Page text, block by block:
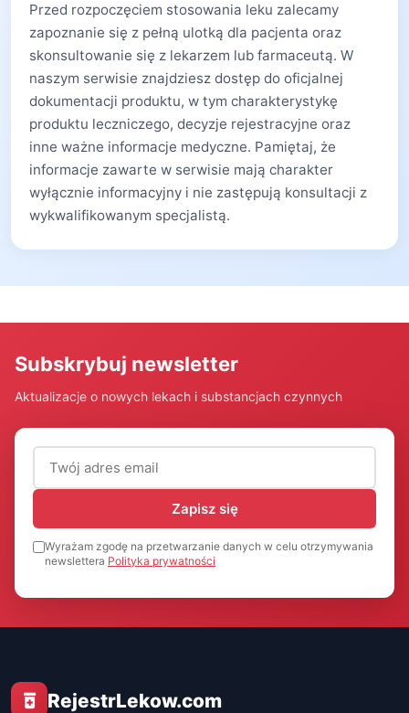
Przed rozpoczęciem stosowania leku zalecamy
zapoznanie się z pełną ulotką dla pacjenta oraz
skonsultowanie się z lekarzem lub farmaceutą. W
naszym serwisie znajdziesz dostęp do oficjalnej
dokumentacji produktu, w tym charakterystykę
produktu leczniczego, decyzje rejestracyjne oraz
inne ważne informacje medyczne. Pamiętaj, że
informacje zawarte w serwisie mają charakter
wyłącznie informacyjny i nie zastępują konsultacji z
wykwalifikowanym specjalistą.
Subskrybuj newsletter
Aktualizacje o nowych lekach i substancjach czynnych
Adres email (wymagany)
Zapisz się
Wyrażam zgodę na przetwarzanie danych w celu otrzymywania
newslettera Polityka prywatności
RejestrLekow.com